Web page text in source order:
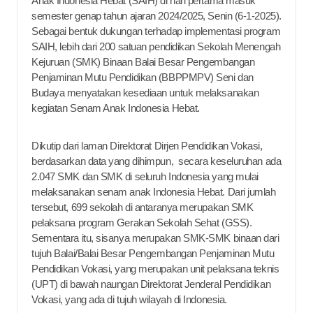
semester genap tahun ajaran 2024/2025, Senin (6-1-2025).
Sebagai bentuk dukungan terhadap implementasi program
SAIH, lebih dari 200 satuan pendidikan Sekolah Menengah
Kejuruan (SMK) Binaan Balai Besar Pengembangan
Penjaminan Mutu Pendidikan (BBPPMPV) Seni dan
Budaya menyatakan kesediaan untuk melaksanakan
kegiatan Senam Anak Indonesia Hebat.
Dikutip dari laman Direktorat Dirjen Pendidikan Vokasi,
berdasarkan data yang dihimpun, secara keseluruhan ada
2.047 SMK dan SMK di seluruh Indonesia yang mulai
melaksanakan senam anak Indonesia Hebat. Dari jumlah
tersebut, 699 sekolah di antaranya merupakan SMK
pelaksana program Gerakan Sekolah Sehat (GSS).
Sementara itu, sisanya merupakan SMK-SMK binaan dari
tujuh Balai/Balai Besar Pengembangan Penjaminan Mutu
Pendidikan Vokasi, yang merupakan unit pelaksana teknis
(UPT) di bawah naungan Direktorat Jenderal Pendidikan
Vokasi, yang ada di tujuh wilayah di Indonesia.